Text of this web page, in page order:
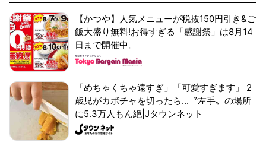
【かつや】人気メニューが税抜150円引き&ご
飯大盛り無料!お得すぎる「感謝祭」は8月14
日まで開催中。
「めちゃくちゃ遠すぎ」「可愛すぎます」 2
歳児がカボチャを切ったら...〝左手〟の場所
に5.3万人もん絶|Jタウンネット